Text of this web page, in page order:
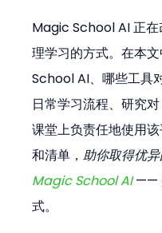
Magic School AI 正在
理学习的方式。在本
School AI、哪些工具
日常学习流程、研究
课堂上负责任地使用
和清单，助你取得优
Magic School AI ——
式。